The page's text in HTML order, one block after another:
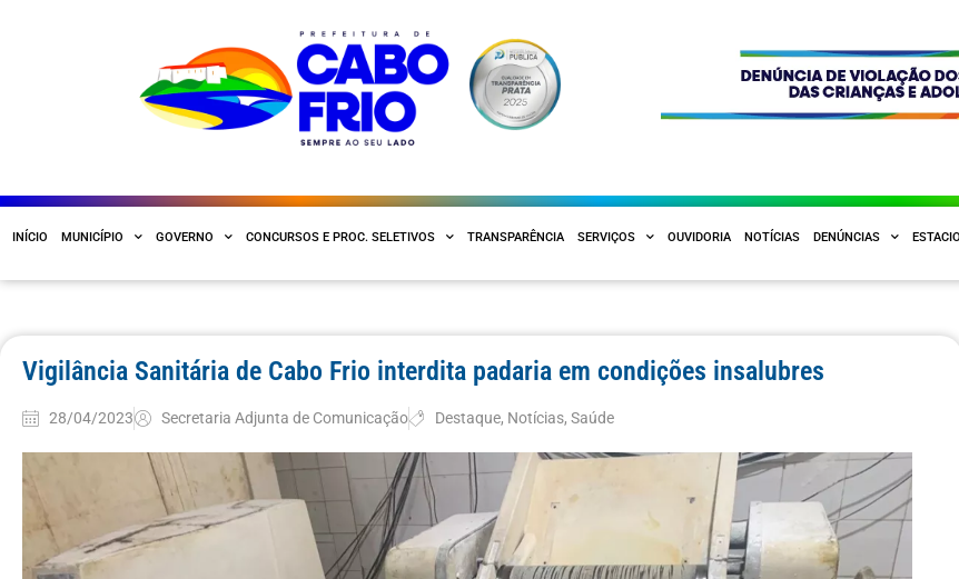
INÍCIO MUNICÍPIO GOVERNO CONCURSOS E PROC. SELETIVOS TRANSPARÊNCIA SERVIÇOS OUVIDORIA NOTÍCIAS DENÚNCIAS
Vigilância Sanitária de Cabo Frio interdita padaria em condições insalubres
28/04/2023 Secretaria Adjunta de Comunicação Destaque, Notícias,Saúde